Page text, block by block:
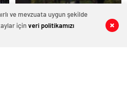
ve mevzuata uygun şekilde
içinveri politikamızı